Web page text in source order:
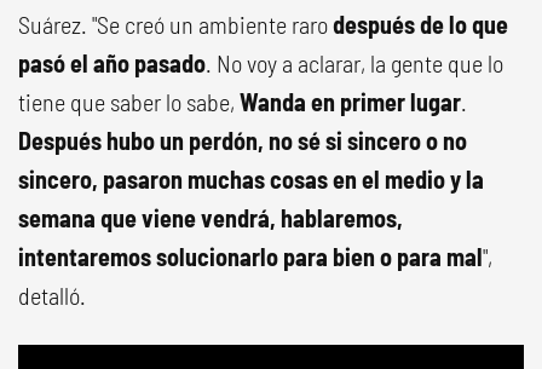
Suárez. "Se creó un ambiente rarodespués de lo que
pasó el año pasado. No voy a aclarar, la gente que lo
tiene que saber lo sabe, Wanda en primer lugar.
Después hubo un perdón, no sé si sincero o no
sincero, pasaron muchas cosas en el medio y la
semana que viene vendrá, hablaremos,
intentaremos solucionarlo para bien o para mal",
detalló.